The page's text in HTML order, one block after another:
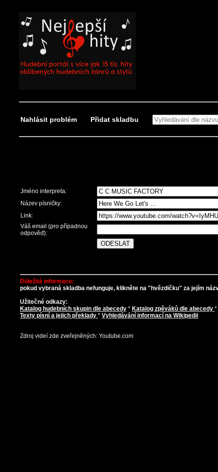
Nahlásit problém Přidat skladbu
Jméno interpreta:
Název písničky:
Link:
Váš email (pro případnou
odpověď):
Důležitá informace:
pokud vybraná skladba nefunguje, klikněte na "hvězdičku" za jejím
Užitečné odkazy:
Katalog hudebních skupin dle abecedy * Katalog zpěváků dle abecedy *
Texty písní a jejich překlady * Vyhledávání informací na Wikipedii
Zdroj videí zde zveřejněných: Youtube.com